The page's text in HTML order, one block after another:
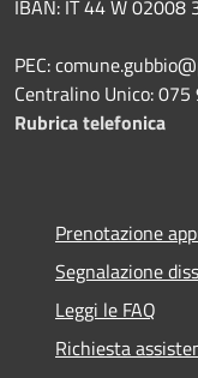
IBAN: IT 44 W
PEC:
Centralino Unico: 075
Rubrica telefonica
Prenotazione
Segnalazione
Leggi le FAQ
Richiesta